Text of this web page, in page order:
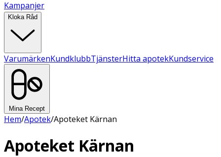
Kampanjer
Kloka Råd
VarumärkenKundklubbTjänsterHitta apotekKundservice
Mina Recept
Hem/Apotek/Apoteket Kärnan
Apoteket Kärnan